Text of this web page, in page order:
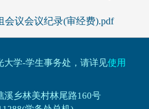
会议会议纪录(审经费).pdf
大学-学生事务处，请详见使用
溪乡林美村林尾路160号